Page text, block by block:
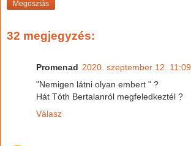
Megosztás
32 megjegyzés:
Promenad 2020. szeptember 12. 11:09
"Nemigen látni olyan embert " ?
Hát Tóth Bertalanról megfeledkeztél ?
Válasz